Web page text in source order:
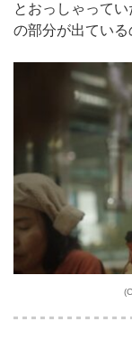
とおっしゃって
の部分が出ている